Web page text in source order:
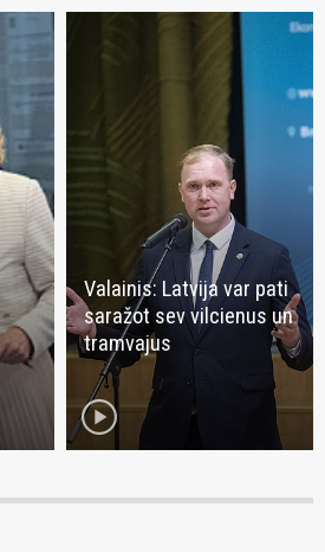
Valainis: Latvija var pati
saražot sev vilcienus un
tramvajus
play_circle